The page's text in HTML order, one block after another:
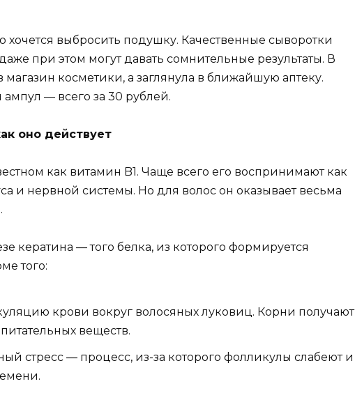
хочется выбросить подушку. Качественные сыворотки
при этом могут давать сомнительные результаты. В
косметики, а заглянула в ближайшую аптеку.
— всего за 30 рублей.
оно действует
как витамин B1. Чаще всего его воспринимают как
и нервной системы. Но для волос он оказывает весьма
кератина — того белка, из которого формируется
того:
крови вокруг волосяных луковиц. Корни получают
веществ.
стресс — процесс, из-за которого фолликулы слабеют и